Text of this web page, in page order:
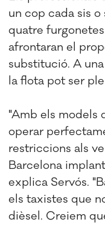
un cop cada sis
quatre
afrontaran el
substitució. A
la flota pot ser
"Amb els models
operar
restriccions als
Barcelona
explica Servós.
els taxistes que
dièsel. Creiem